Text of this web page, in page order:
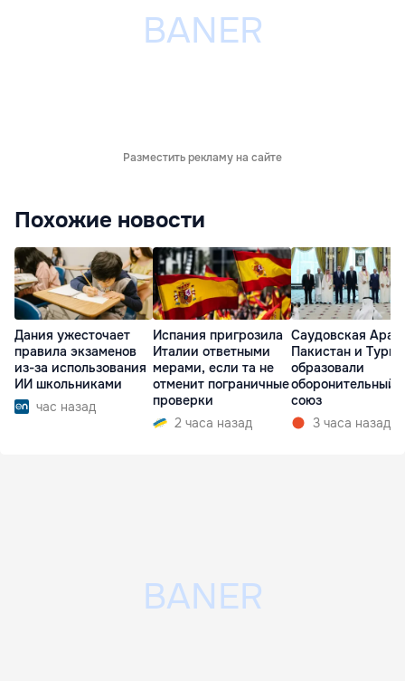
Разместить рекламу на сайте
Похожие новости
Дания ужесточает
правила экзаменов
из-за использования
ИИ школьниками
час назад
Испания пригрозила
Италии ответными
мерами, если та не
отменит пограничные
проверки
2 часа назад
Саудовская
Пакистан и
образовали
оборонительный
союз
3 часа назад